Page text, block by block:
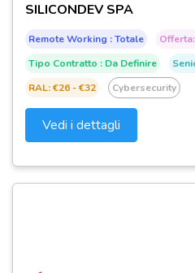
SILICONDEV SPA
Remote Working : Totale
Tipo Contratto : Da Definire
RAL: €26 - €32
Cybersecurity
Vedi i dettagli